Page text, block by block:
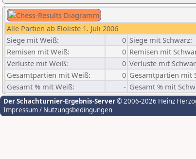
Alle Partien ab Eloliste 1. Juli 2006
Siege mit Weiß:
0 Siege mit Schwarz:
Remisen mit Weiß:
0 Remisen mit
Verluste mit Weiß:
0 Verluste mit
Gesamtpartien mit Weiß:
0 Gesamtpartien mit
Gesamt % mit Weiß:
- Gesamt % mit
Der Schachturnier-Ergebnis-Server© 2006-2026 Heinz
Impressum / Nutzungsbedingungen